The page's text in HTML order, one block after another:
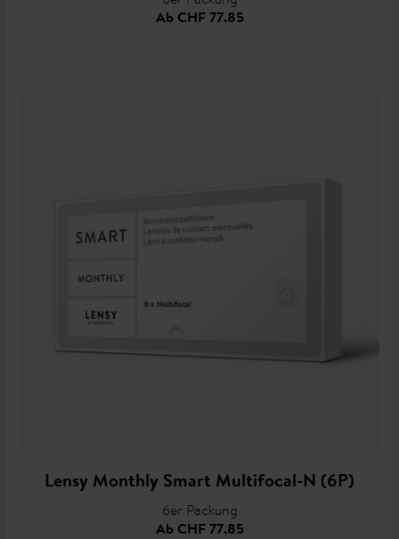
AbCHF 77.85
Lensy Monthly Smart Multifocal-N (6P)
6er Packung
AbCHF 77.85